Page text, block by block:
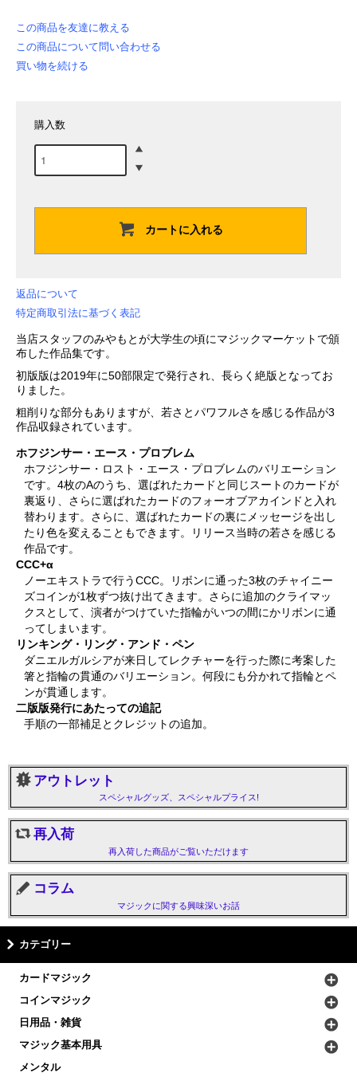
この商品を友達に教える
この商品について問い合わせる
買い物を続ける
購入数
カートに入れる
返品について
特定商取引法に基づく表記
当店スタッフのみやもとが大学生の頃にマジックマーケットで頒
布した作品集です。
初版版は2019年に50部限定で発行され、長らく絶版となってお
りました。
粗削りな部分もありますが、若さとパワフルさを感じる作品が3
作品収録されています。
ホフジンサー・エース・プロブレム
ホフジンサー・ロスト・エース・プロブレムのバリエーション
です。4枚のAのうち、選ばれたカードと同じスートのカードが
裏返り、さらに選ばれたカードのフォーオブアカインドと入れ
替わります。さらに、選ばれたカードの裏にメッセージを出し
たり色を変えることもできます。リリース当時の若さを感じる
作品です。
CCC+α
ノーエキストラで行うCCC。リボンに通った3枚のチャイニー
ズコインが1枚ずつ抜け出てきます。さらに追加のクライマッ
クスとして、演者がつけていた指輪がいつの間にかリボンに通
ってしまいます。
リンキング・リング・アンド・ペン
ダニエルガルシアが来日してレクチャーを行った際に考案した
箸と指輪の貫通のバリエーション。何段にも分かれて指輪とペ
ンが貫通します。
二版版発行にあたっての追記
手順の一部補足とクレジットの追加。
アウトレット
スペシャルグッズ、スペシャルプライス!
再入荷
再入荷した商品がご覧いただけます
コラム
マジックに関する興味深いお話
カテゴリー
カードマジック
コインマジック
日用品・雑貨
マジック基本用具
メンタル